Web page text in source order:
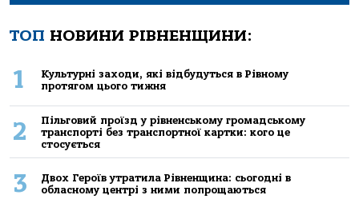
ТОП НОВИНИ РІВНЕНЩИНИ:
1
Культурні заходи, які відбудуться в Рівному
протягом цього тижня
2
Пільговий проїзд у рівненському громадському
транспорті без транспортної картки: кого це
стосується
3
Двох Героїв утратила Рівненщина: сьогодні в
обласному центрі з ними попрощаються